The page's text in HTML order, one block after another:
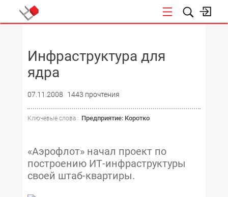
Инфраструктура для
ядра
07.11.2008 1443 прочтения
Ключевые слова : Предприятие: Коротко
«Аэрофлот» начал проект по
построению ИТ-инфраструктуры
своей штаб-квартиры.